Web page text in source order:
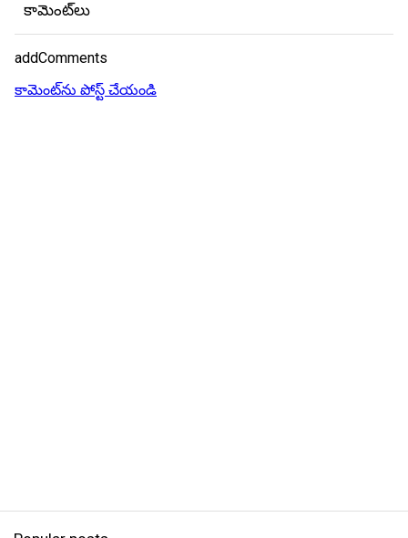
కామెంట్‌లు
addComments
కామెంట్‌ను పోస్ట్ చేయండి